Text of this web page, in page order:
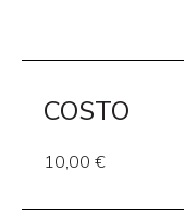
COSTO
10,00 €